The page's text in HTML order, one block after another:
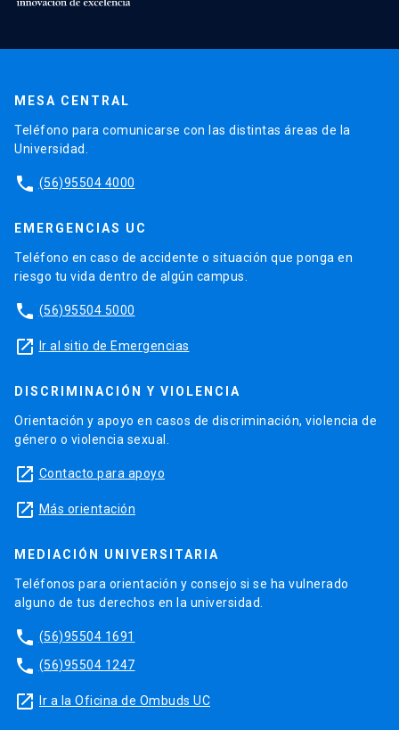
MESA CENTRAL
Teléfono para comunicarse con las distintas áreas de la
Universidad.
phone (56)95504 4000
EMERGENCIAS UC
Teléfono en caso de accidente o situación que ponga en
riesgo tu vida dentro de algún campus.
phone (56)95504 5000
launch Ir al sitio de Emergencias
DISCRIMINACIÓN Y VIOLENCIA
Orientación y apoyo en casos de discriminación, violencia de
género o violencia sexual.
launch Contacto para apoyo
launch Más orientación
MEDIACIÓN UNIVERSITARIA
Teléfonos para orientación y consejo si se ha vulnerado
alguno de tus derechos en la universidad.
phone (56)95504 1691
phone (56)95504 1247
launch Ir a la Oficina de Ombuds UC